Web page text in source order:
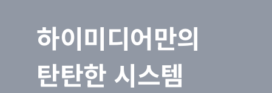
하이미디어만의
탄탄한 시스템